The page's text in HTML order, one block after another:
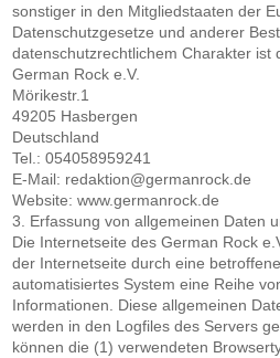
sonstiger in den Mitgliedstaaten der
Datenschutzgesetze und anderer
datenschutzrechtlichem Charakter ist
German Rock e.V.
Mörikestr.1
49205 Hasbergen
Deutschland
Tel.: 054058959241
E-Mail: redaktion@germanrock.de
Website: www.germanrock.de
3. Erfassung von allgemeinen Daten
Die Internetseite des German Rock
der Internetseite durch eine
automatisiertes System eine Reihe
Informationen. Diese allgemeinen
werden in den Logfiles des Servers
können die (1) verwendeten